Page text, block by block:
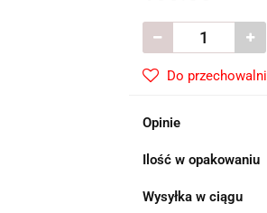
Do przechowalni
Opinie
Ilość w opakowaniu
Wysyłka w ciągu